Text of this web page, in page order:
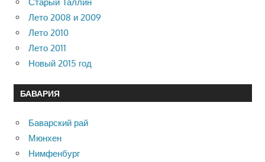
Лето 2008 и 2009
Лето 2010
Лето 2011
Новый 2015 год
БАВАРИЯ
Баварский рай
Мюнхен
Нимфенбург